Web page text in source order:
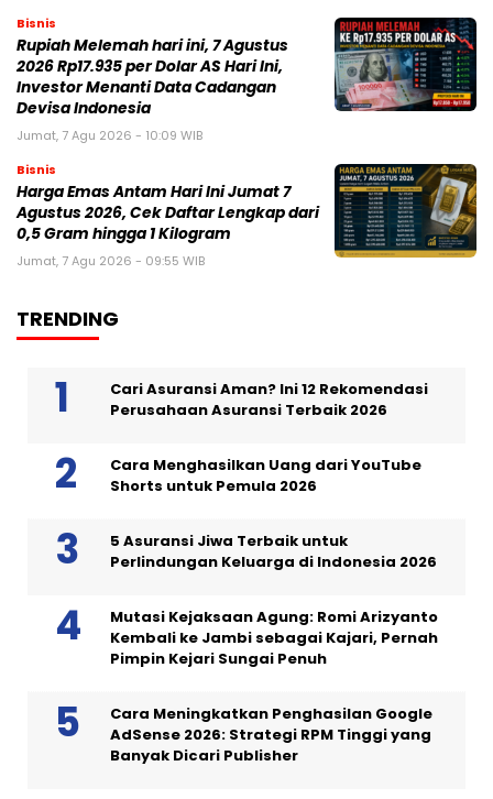
Bisnis
Rupiah Melemah hari ini, 7 Agustus
2026 Rp17.935 per Dolar AS Hari Ini,
Investor Menanti Data Cadangan
Devisa Indonesia
Jumat, 7 Agu 2026 - 10:09 WIB
Bisnis
Harga Emas Antam Hari Ini Jumat 7
Agustus 2026, Cek Daftar Lengkap dari
0,5 Gram hingga 1 Kilogram
Jumat, 7 Agu 2026 - 09:55 WIB
TRENDING
Cari Asuransi Aman? Ini 12 Rekomendasi
Perusahaan Asuransi Terbaik 2026
Cara Menghasilkan Uang dari YouTube
Shorts untuk Pemula 2026
5 Asuransi Jiwa Terbaik untuk
Perlindungan Keluarga di Indonesia 2026
Mutasi Kejaksaan Agung: Romi Arizyanto
Kembali ke Jambi sebagai Kajari, Pernah
Pimpin Kejari Sungai Penuh
Cara Meningkatkan Penghasilan Google
AdSense 2026: Strategi RPM Tinggi yang
Banyak Dicari Publisher